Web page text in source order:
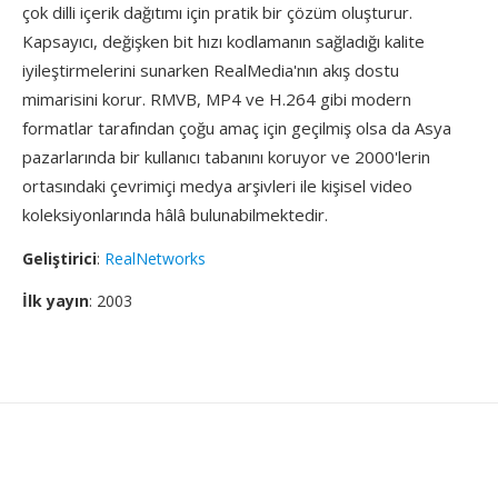
çok dilli içerik dağıtımı için pratik bir çözüm oluşturur.
Kapsayıcı, değişken bit hızı kodlamanın sağladığı kalite
iyileştirmelerini sunarken RealMedia'nın akış dostu
mimarisini korur. RMVB, MP4 ve H.264 gibi modern
formatlar tarafından çoğu amaç için geçilmiş olsa da Asya
pazarlarında bir kullanıcı tabanını koruyor ve 2000'lerin
ortasındaki çevrimiçi medya arşivleri ile kişisel video
koleksiyonlarında hâlâ bulunabilmektedir.
Geliştirici: RealNetworks
İlk yayın: 2003